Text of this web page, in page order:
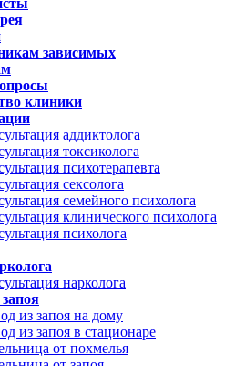
зависимых
клиники
аддиктолога
токсиколога
психотерапевта
сексолога
семейного психолога
клинического психолога
психолога
нарколога
из запоя на дому
из запоя в стационаре
от похмелья